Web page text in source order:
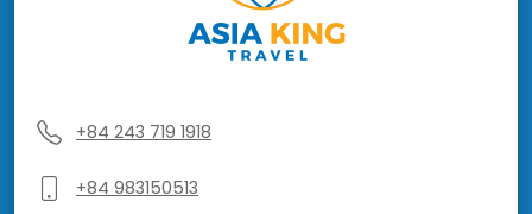
+84 243 719 1918
+84 983150513